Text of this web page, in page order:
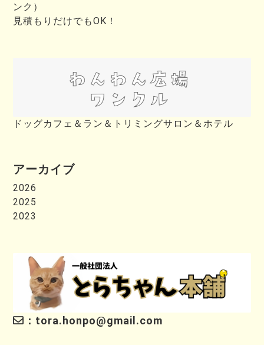
ンク）
見積もりだけでもOK！
ドッグカフェ＆ラン＆トリミングサロン＆ホテル
アーカイブ
2026
2025
2023
：tora.honpo@gmail.com